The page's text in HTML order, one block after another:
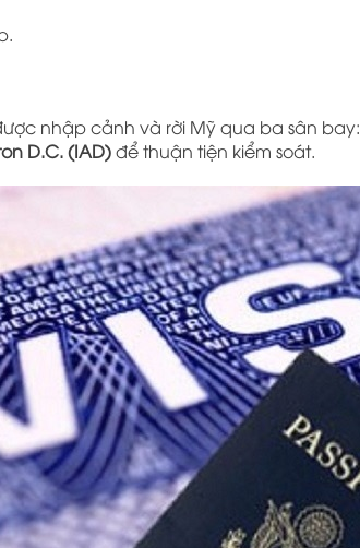
nhập cảnh và rời Mỹ qua ba sân bay:
D.C. (IAD)để thuận tiện kiểm soát.